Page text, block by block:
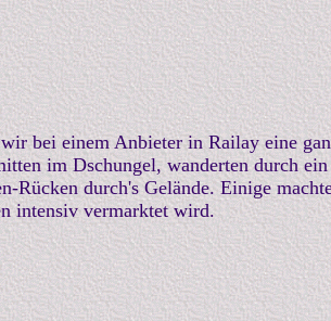
bei einem Anbieter in Railay eine
im Dschungel, wanderten durch
Rücken durch's Gelände. Einige
intensiv vermarktet wird.